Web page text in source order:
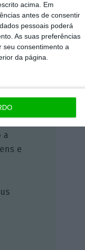
acima. Em
antes de consentir
pessoais poderá
As suas preferências
seu consentimento a
da página.
https://eco.sapo.pt/opiniao/reprogramar-o-trabalho-comeca-nas-competencias/ Copiar
do
a
e